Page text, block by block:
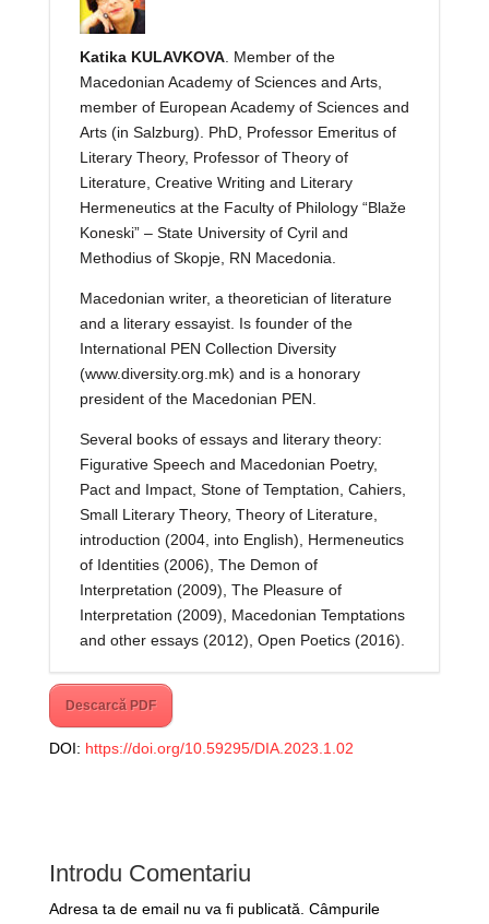
Katika KULAVKOVA. Member of the
Macedonian Academy of Sciences and Arts,
member of European Academy of Sciences and
Arts (in Salzburg). PhD, Professor Emeritus of
Literary Theory, Professor of Theory of
Literature, Creative Writing and Literary
Hermeneutics at the Faculty of Philology “Blaže
Koneski” – State University of Cyril and
Methodius of Skopje, RN Macedonia.
Macedonian writer, a theoretician of literature
and a literary essayist. Is founder of the
International PEN Collection Diversity
(www.diversity.org.mk) and is a honorary
president of the Macedonian PEN.
Several books of essays and literary theory:
Figurative Speech and Macedonian Poetry,
Pact and Impact, Stone of Temptation, Cahiers,
Small Literary Theory, Theory of Literature,
introduction (2004, into English), Hermeneutics
of Identities (2006), The Demon of
Interpretation (2009), The Pleasure of
Interpretation (2009), Macedonian Temptations
and other essays (2012), Open Poetics (2016).
Descarcă PDF
DOI: https://doi.org/10.59295/DIA.2023.1.02
Introdu Comentariu
Adresa ta de email nu va fi publicată. Câmpurile